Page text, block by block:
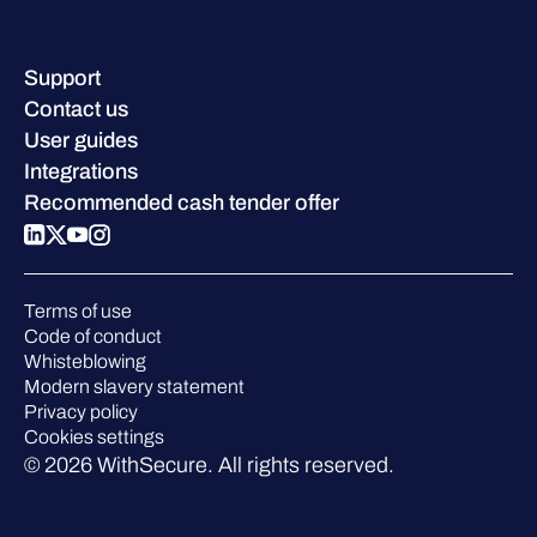
Careers
Sustainability
Compare us
Success stories
W/Labs
Blog
Podcasts
Events
Webinars
Pressroom
Support
Contact us
User guides
Integrations
Recommended cash tender offer
Terms of use
Code of conduct
Whisteblowing
Modern slavery statement
Privacy policy
Cookies settings
© 2026 WithSecure. All rights reserved.